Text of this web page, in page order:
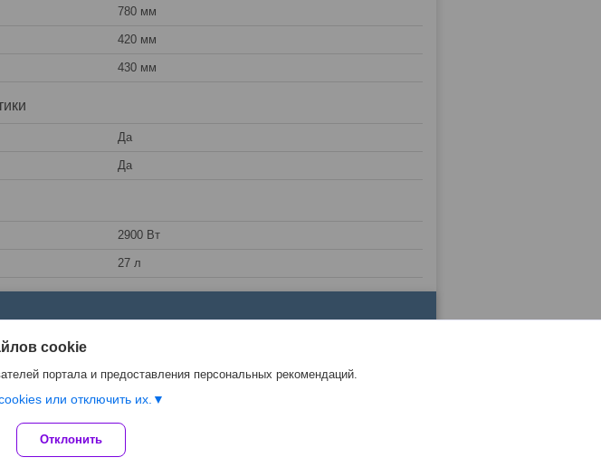
780 мм
420 мм
430 мм
Да
Да
2900 Вт
27 л
Deal.by
файлов cookies
cookie
портала и предоставления персональных рекомендаций.
или отключить их.
Отклонить